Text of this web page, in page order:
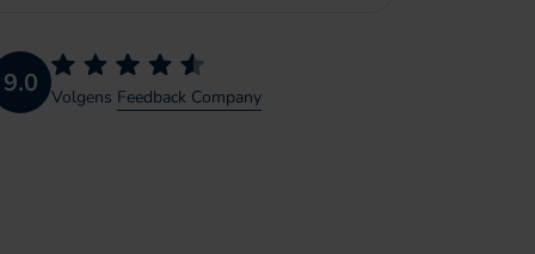
9.0 Volgens Feedback Company